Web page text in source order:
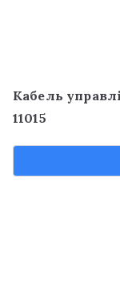
Кабель
11015